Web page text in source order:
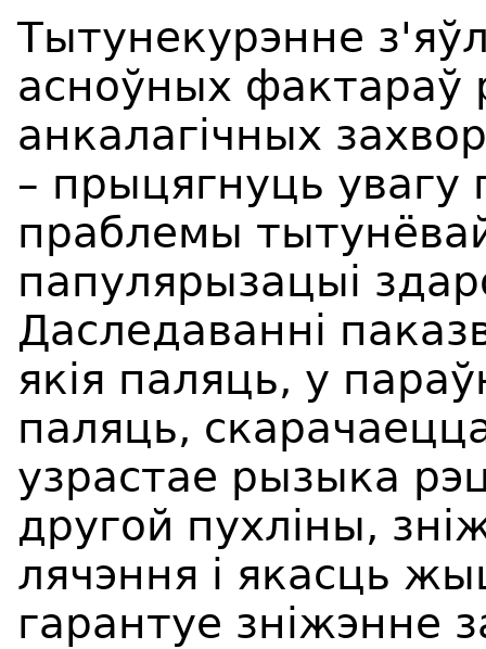
Тытунекурэнне
асноўных фактараў
анкалагічных
– прыцягнуць увагу
праблемы
папулярызацыі
Даследаванні
якія паляць, у
паляць,
узрастае рызыка
другой пухліны,
лячэння і якасць
гарантуе зніжэнне